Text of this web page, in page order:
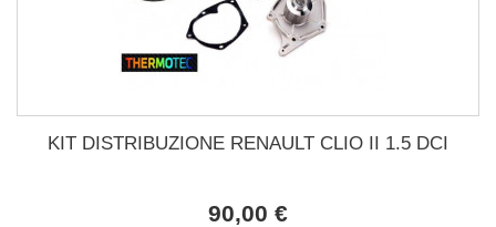
KIT DISTRIBUZIONE RENAULT CLIO II 1.5 DCI
90,00 €